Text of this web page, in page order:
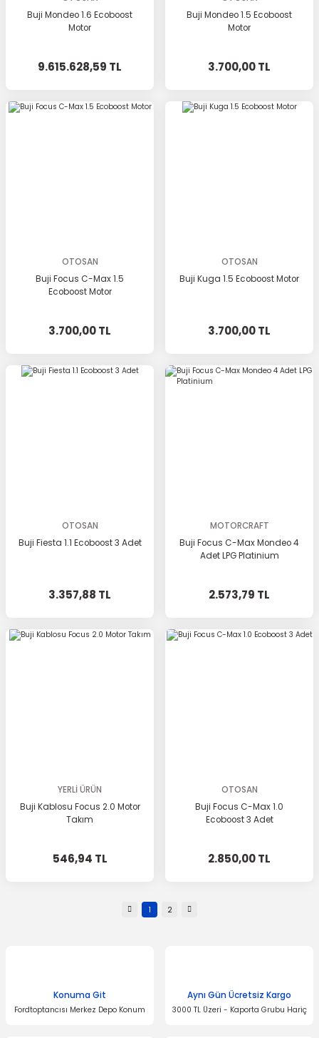
Buji Mondeo 1.6 Ecoboost
Motor
9.615.628,59 TL
Buji Mondeo 1.5 Ecoboost
Motor
3.700,00 TL
OTOSAN
Buji Focus C-Max 1.5
Ecoboost Motor
3.700,00 TL
OTOSAN
Buji Kuga 1.5 Ecoboost Motor
3.700,00 TL
OTOSAN
Buji Fiesta 1.1 Ecoboost 3 Adet
3.357,88 TL
MOTORCRAFT
Buji Focus C-Max Mondeo 4
Adet LPG Platinium
2.573,79 TL
YERLİ ÜRÜN
Buji Kablosu Focus 2.0 Motor
Takım
546,94 TL
OTOSAN
Buji Focus C-Max 1.0
Ecoboost 3 Adet
2.850,00 TL
1 2
Konuma Git
Fordtoptancısı Merkez Depo Konum
Aynı Gün Ücretsiz Kargo
3000 TL Üzeri - Kaporta Grubu Hariç